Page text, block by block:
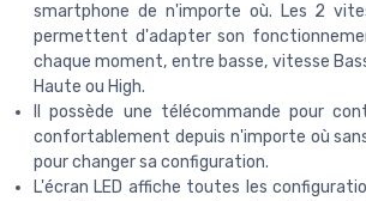
smartphone de n'importe où. Les 2
permettent d'adapter son
chaque moment, entre basse, vitesse
Haute ou High.
Il possède une télécommande pour
confortablement depuis n'importe où
pour changer sa configuration.
L'écran LED affiche toutes les